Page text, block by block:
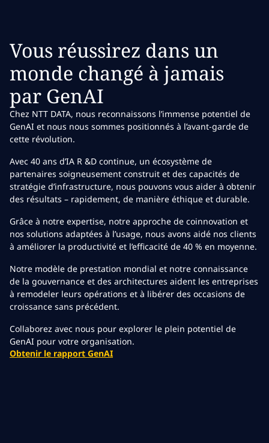
Vous réussirez dans un
monde changé à jamais
par GenAI
Chez NTT DATA, nous reconnaissons l’immense potentiel de
GenAI et nous nous sommes positionnés à l’avant-garde de
cette révolution.
Avec 40 ans d’IA R &D continue, un écosystème de
partenaires soigneusement construit et des capacités de
stratégie d’infrastructure, nous pouvons vous aider à obtenir
des résultats – rapidement, de manière éthique et durable.
Grâce à notre expertise, notre approche de coinnovation et
nos solutions adaptées à l’usage, nous avons aidé nos clients
à améliorer la productivité et l’efficacité de 40 % en moyenne.
Notre modèle de prestation mondial et notre connaissance
de la gouvernance et des architectures aident les entreprises
à remodeler leurs opérations et à libérer des occasions de
croissance sans précédent.
Collaborez avec nous pour explorer le plein potentiel de
GenAI pour votre organisation.
Obtenir le rapport GenAI